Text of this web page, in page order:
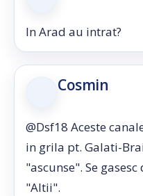
In Arad au intrat?
Cosmin
@Dsf18 Aceste
in grila pt. Galati-
"ascunse". Se
"Altii".